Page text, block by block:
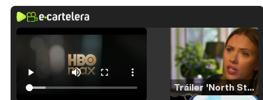
Tráiler 'North Star' (2023)